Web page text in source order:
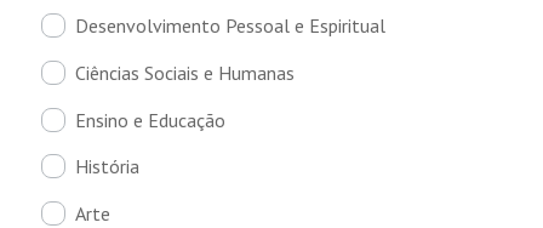
Desenvolvimento Pessoal e Espiritual
Ciências Sociais e Humanas
Ensino e Educação
História
Arte